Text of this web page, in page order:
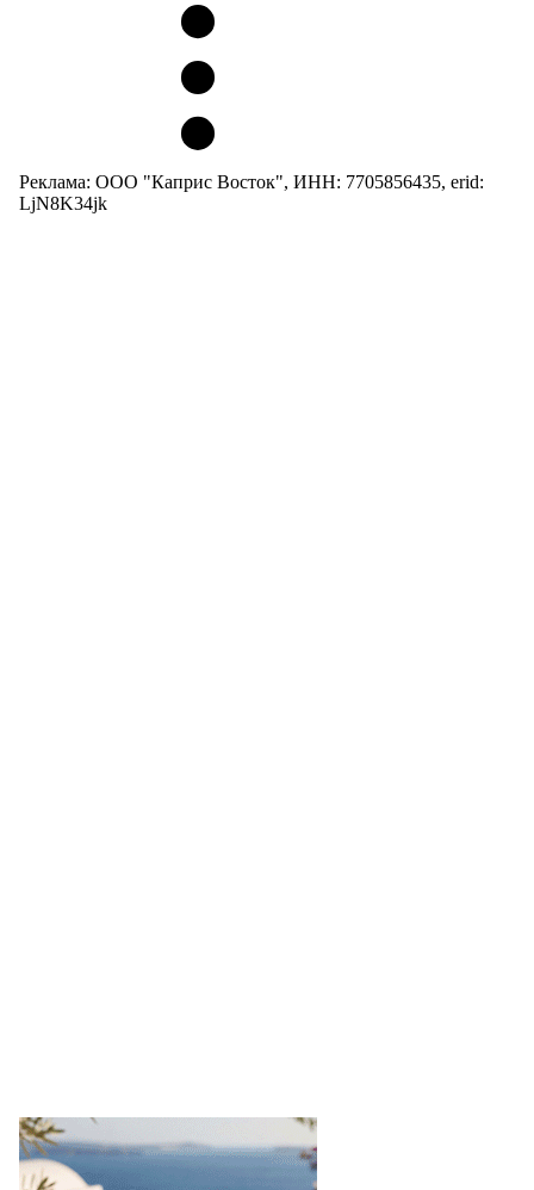
Реклама: ООО "Каприс Восток", ИНН: 7705856435, erid:
LjN8K34jk